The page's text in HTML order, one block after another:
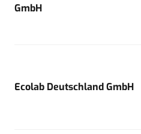
GmbH
Ecolab Deutschland GmbH